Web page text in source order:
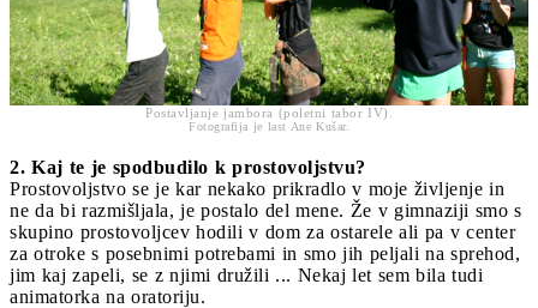
Postavljanje jambora (poletni tabor IV).
Fotografija je last Ane Kušar.
2. Kaj te je spodbudilo k prostovoljstvu?
Prostovoljstvo se je kar nekako prikradlo v moje življenje in
ne da bi razmišljala, je postalo del mene. Že v gimnaziji smo s
skupino prostovoljcev hodili v dom za ostarele ali pa v center
za otroke s posebnimi potrebami in smo jih peljali na sprehod,
jim kaj zapeli, se z njimi družili ... Nekaj let sem bila tudi
animatorka na oratoriju.